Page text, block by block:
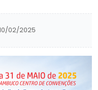
02/2025